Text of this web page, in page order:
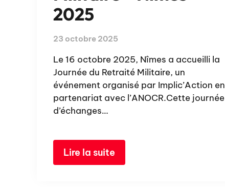
2025
23 octobre 2025
Le 16 octobre 2025, Nîmes a accueilli la
Journée du Retraité Militaire, un
événement organisé par Implic’Action en
partenariat avec l’ANOCR.Cette journée
d’échanges…
Lire la suite